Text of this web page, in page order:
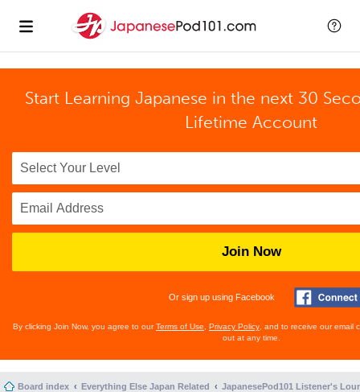
Start Learning Japanese in the next 30
Lifetime Account
Join Now
Or sign up using Facebook
By clicking Join Now, you agree to ourTerms of Use Privacy Policy , and to receive our email
out at any time.
Board index Everything Else Japan Related JapanesePod101 Listener's